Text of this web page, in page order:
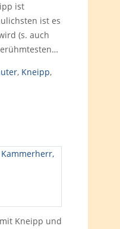
ist
ist es
(s. auch
, Kneipp,
Kneipp und